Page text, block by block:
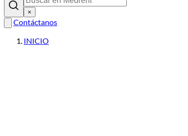
×
Contáctanos
INICIO